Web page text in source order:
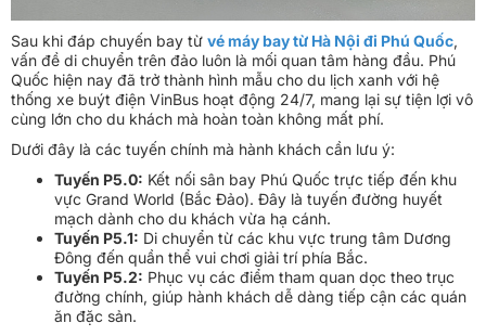
Sau khi đáp chuyến bay từ vé máy bay từ Hà Nội đi Phú Quốc,
vấn đề di chuyển trên đảo luôn là mối quan tâm hàng đầu. Phú
Quốc hiện nay đã trở thành hình mẫu cho du lịch xanh với hệ
thống xe buýt điện VinBus hoạt động 24/7, mang lại sự tiện lợi vô
cùng lớn cho du khách mà hoàn toàn không mất phí.
Dưới đây là các tuyến chính mà hành khách cần lưu ý:
Tuyến P5.0: Kết nối sân bay Phú Quốc trực tiếp đến khu
vực Grand World (Bắc Đảo). Đây là tuyến đường huyết
mạch dành cho du khách vừa hạ cánh.
Tuyến P5.1: Di chuyển từ các khu vực trung tâm Dương
Đông đến quần thể vui chơi giải trí phía Bắc.
Tuyến P5.2: Phục vụ các điểm tham quan dọc theo trục
đường chính, giúp hành khách dễ dàng tiếp cận các quán
ăn đặc sản.